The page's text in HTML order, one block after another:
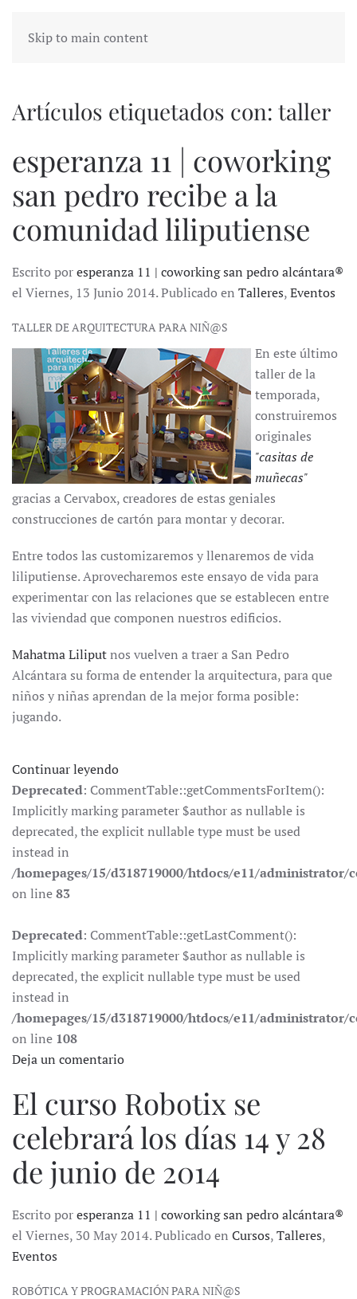
Skip to main content
Artículos etiquetados con: taller
esperanza 11 | coworking
san pedro recibe a la
comunidad liliputiense
Escrito poresperanza 11 | coworking san pedro alcántara®
el Viernes, 13 Junio 2014. Publicado en Talleres,Eventos
TALLER DE ARQUITECTURA PARA NIÑ@S
En este último
taller de la
temporada,
construiremos
originales
"casitas de
muñecas"
gracias a Cervabox, creadores de estas geniales
construcciones de cartón para montar y decorar.
Entre todos las customizaremos y llenaremos de vida
liliputiense. Aprovecharemos este ensayo de vida para
experimentar con las relaciones que se establecen entre
las viviendad que componen nuestros edificios.
Mahatma Liliputnos vuelven a traer a San Pedro
Alcántara su forma de entender la arquitectura, para que
niños y niñas aprendan de la mejor forma posible:
jugando.
Continuar leyendo
Deprecated: CommentTable::getCommentsForItem():
Implicitly marking parameter $author as nullable is
deprecated, the explicit nullable type must be used
instead in
/homepages/15/d318719000/htdocs/e11/
on line83
Deprecated: CommentTable::getLastComment():
Implicitly marking parameter $author as nullable is
deprecated, the explicit nullable type must be used
instead in
/homepages/15/d318719000/htdocs/e11/
on line 108
Deja un comentario
El curso Robotix se
celebrará los días 14 y 28
de junio de 2014
Escrito poresperanza 11 | coworking san pedro alcántara®
el Viernes, 30 May 2014. Publicado en Cursos,Talleres,
Eventos
ROBÓTICA Y PROGRAMACIÓN PARA NIÑ@S